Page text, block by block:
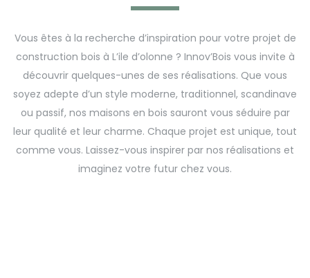
Vous êtes à la recherche d’inspiration pour votre projet de
construction bois à L’ile d’olonne ? Innov’Bois vous invite à
découvrir quelques-unes de ses réalisations. Que vous
soyez adepte d’un style moderne, traditionnel, scandinave
ou passif, nos maisons en bois sauront vous séduire par
leur qualité et leur charme. Chaque projet est unique, tout
comme vous. Laissez-vous inspirer par nos réalisations et
imaginez votre futur chez vous.